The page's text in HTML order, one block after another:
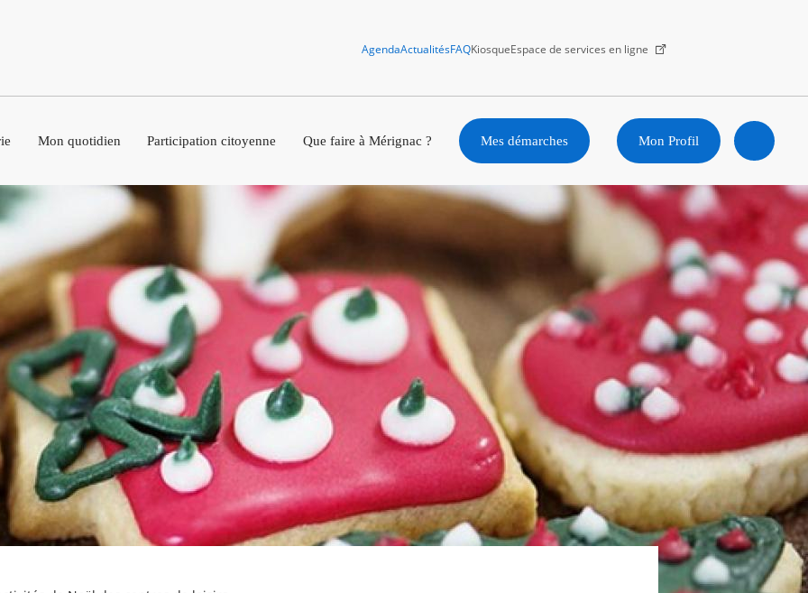
AgendaActualitésFAQKiosqueEspace de services en ligne
Mon quotidien Participation citoyenne Que faire à Mérignac ? Mes démarches Mon Profil
Ouvrir